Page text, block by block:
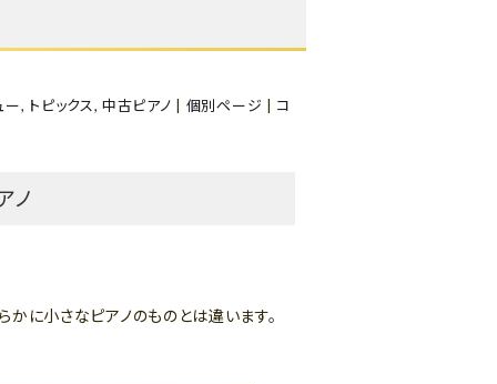
ー, トピックス,中古ピアノ 個別ページ
コ
ノ
に小さなピアノのものとは違います。